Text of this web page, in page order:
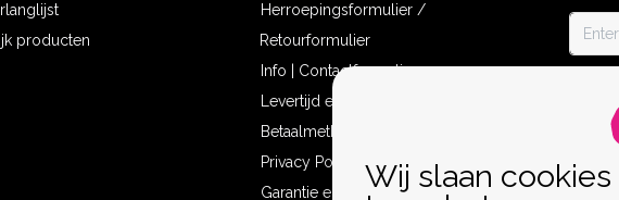
producten
Herroepingsformulier /
Retourformulier
Info | Contactformulier
Levertijd en verzendkosten
Betaalmethoden
Privacy Policy
Garantie en klachtenWij slaan